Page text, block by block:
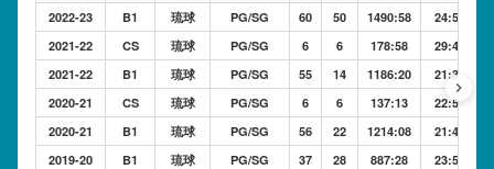
2022-23
B1 琉球 PG/SG 60 50 1490:58 24:50
2021-22
CS 琉球 PG/SG 6 6 178:58 29:49
2021-22
B1 琉球 PG/SG 55 14 1186:20 21:34
2020-21
CS 琉球 PG/SG 6 6 137:13 22:52
2020-21
B1 琉球 PG/SG 56 22 1214:08 21:40
2019-20
B1 琉球 PG/SG 37 28 887:28 23:59
keyboard_arrow_right